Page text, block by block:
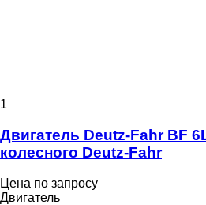
1
Двигатель Deutz-Fahr BF
колесного Deutz-Fahr
Цена по запросу
Двигатель